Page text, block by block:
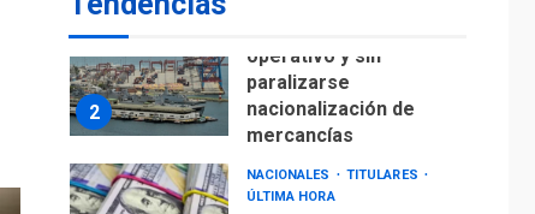
2
operativo y sin
paralizarse
nacionalización de
mercancías
NACIONALES
TITULARES
ÚLTIMA HORA